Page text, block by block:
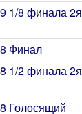
1/8 финала 2я
Финал
1/2 финала 2я
Голосящий